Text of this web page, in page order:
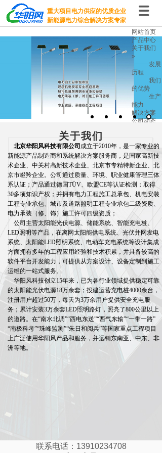
网站首页
产品中心
关于我们
»
发展
历程
我们
的优势
生产
能力
解决方案
公司动态
联系我们
重大项目电力供应的优质企业
新能源电力综合解决方案专家
关于我们
北京华阳风科技有限公司 成立于2010年，是一家专业的
新能源产品制造商和系统解决方案服务商，是国家高新技
术企业、中关村高新技术企业、北京市专精特新企业、北
京市瞪羚企业。公司通过质量、环境、职业健康管理三体
系认证；产品通过德国TÜV、欧盟CE等认证检测；取得
30多项知识产权；并拥有电力工程施工总承包、机电安装
工程专业承包、城市及道路照明工程专业承包二级资质、
电力承装（修、饰）施工许可四级资质；
公司主营太阳能光伏电源、储能系统、智能充电桩、
LED照明等产品，在离网太阳能供电系统、光伏并网发电
系统、太阳能LED照明系统、电动车充电系统等设计集成
方面拥有多年的工程应用经验和技术积累，并具备较高的
软件平台开发能力，可提供从方案设计、设备定制到施工
运维的一站式服务。
华阳风科技创立15年来，已为各行业领域提供稳定可靠
的太阳能光伏电源18万余套；投建运营充电桩4000余台，
注册用户超过50万，每天为3万余用户提供安全充电服
务；累计安装3万余套LED照明路灯，照亮了800公里以上
的道路。在“南水北调”“西电东送”“西气东输”“一带一路”
“南极科考”“珠峰监测”“朱日和阅兵”等国家重点工程项目
上广泛使用华阳风产品和服务，并远销东南亚、中东、非
洲等地。
联系电话：13910234708